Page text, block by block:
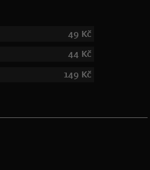
49 Kč
44 Kč
149 Kč